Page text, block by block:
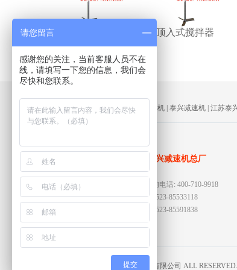
顶入式搅拌器
DBY减速机|DCY减速机|DFY减速机 泰兴减速机 江苏泰
江苏泰兴减速机总厂
全国咨询电话: 400-710-9918
座机：0523-85533118
传真：0523-85591838
COPYRIGHT © 泰兴市五星减速机有限公司 ALL
请您留言
感谢您的关注，当前客服人员不在
线，请填写一下您的信息，我们会
尽快和您联系。
提交